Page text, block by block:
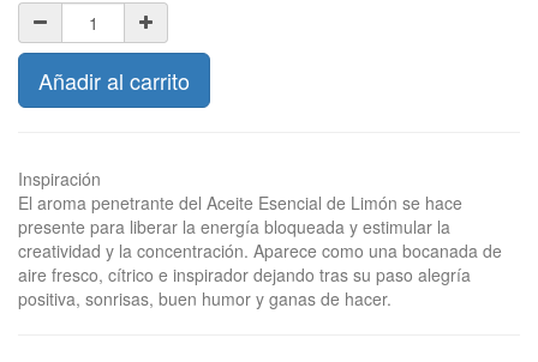
Añadir al carrito
Inspiración
El aroma penetrante del Aceite Esencial de Limón se hace
presente para liberar la energía bloqueada y estimular la
creatividad y la concentración. Aparece como una bocanada de
aire fresco, cítrico e inspirador dejando tras su paso alegría
positiva, sonrisas, buen humor y ganas de hacer.